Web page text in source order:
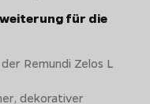
für die
Remundi Zelos L
dekorativer